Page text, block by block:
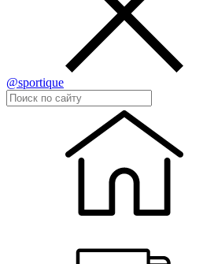
@sportique